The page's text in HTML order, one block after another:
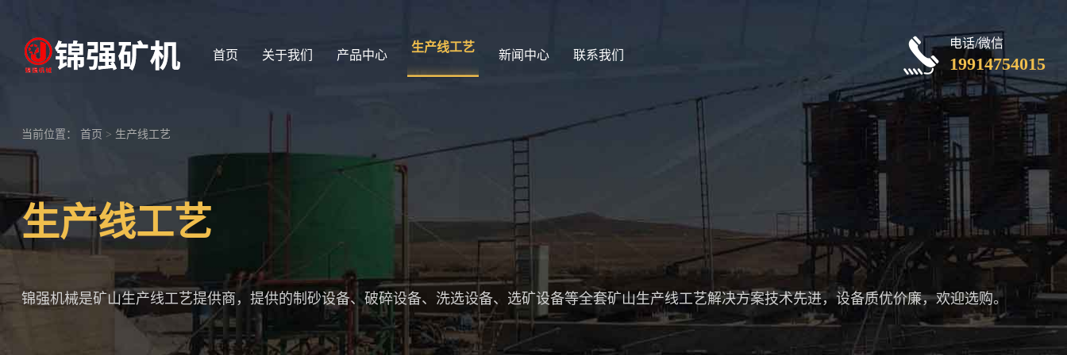
首页 关于我们 产品中心
生产线工艺
新闻中心 联系我们
电话/微信
19914754015
当前位置： 首页 > 生产线工艺
生产线工艺
锦强机械是矿山生产线工艺提供商，提供的制砂设备、破碎设备、洗选设备、选矿设备等全套矿山生产线工艺解决方案技术先进，设备质优价廉，欢迎选购。